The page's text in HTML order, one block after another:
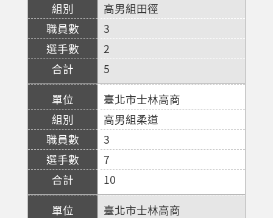
高男組田徑
3
2
5
臺北市士林高商
高男組柔道
3
7
10
臺北市士林高商